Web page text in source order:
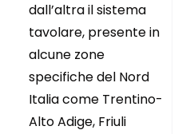
dall’altra il sistema
tavolare, presente in
alcune zone
specifiche del Nord
Italia come Trentino-
Alto Adige, Friuli